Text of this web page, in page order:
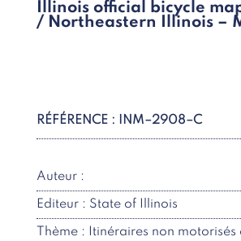
Illinois official bicycle
/ Northeastern Illinois –
RÉFÉRENCE : INM–2908–C
Auteur :
Editeur : State of Illinois
Thème : Itinéraires non motorisés